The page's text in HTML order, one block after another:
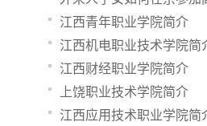
江西青年职业学院简介
江西机电职业技术学院简
江西财经职业学院简介
上饶职业技术学院简介
江西应用技术职业学院简